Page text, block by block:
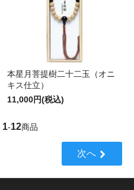
本星月菩提樹二十二玉（オニ
キス仕立）
11,000円(税込)
1-12商品
次へ